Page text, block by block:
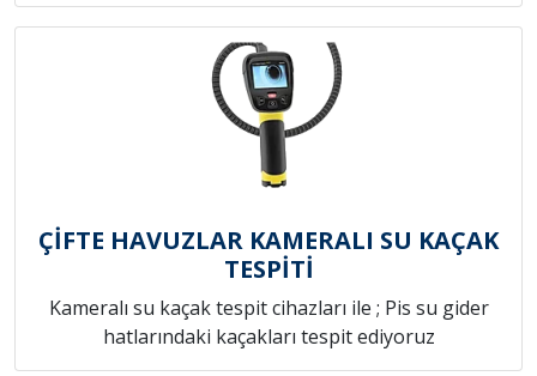
ÇİFTE HAVUZLAR KAMERALI SU KAÇAK
TESPİTİ
Kameralı su kaçak tespit cihazları ile ; Pis su gider
hatlarındaki kaçakları tespit ediyoruz